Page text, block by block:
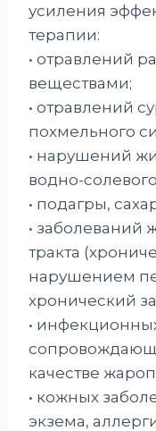
усиления
терапии:
• отравлений
веществами;
• отравлений
похмельного
• нарушений
водно-
• подагры,
• заболеваний
тракта
нарушением
хронический
•
качестве
• кожных
экзема,